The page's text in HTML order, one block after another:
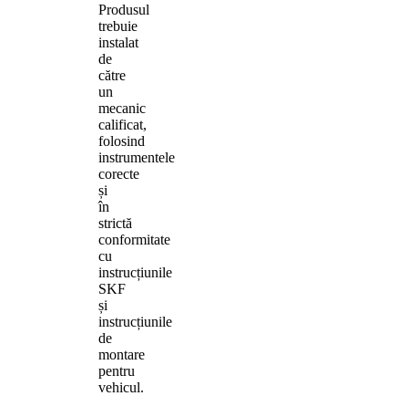
Produsul
trebuie
instalat
de
către
un
mecanic
calificat,
folosind
instrumentele
corecte
și
în
strictă
conformitate
cu
instrucțiunile
SKF
și
instrucțiunile
de
montare
pentru
vehicul.